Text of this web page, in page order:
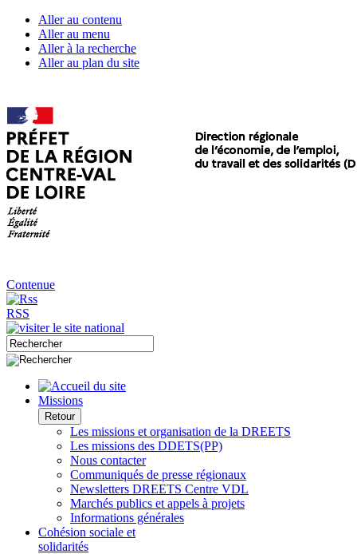
Aller au contenu
Aller au menu
Aller à la recherche
Aller au plan du site
Contenue
RSS
Missions
Retour
Les missions et organisation de la DREETS
Les missions des DDETS(PP)
Nous contacter
Communiqués de presse régionaux
Newsletters DREETS Centre VDL
Marchés publics et appels à projets
Informations générales
Cohésion sociale et
solidarités